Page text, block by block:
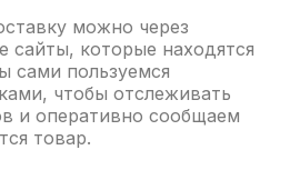
можно через
сайты, которые находятся
сами пользуемся
чтобы отслеживать
и оперативно сообщаем
товар.